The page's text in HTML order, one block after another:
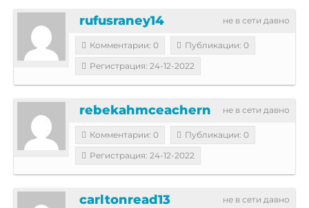
не в сети давно
rufusraney14
Комментарии: 0
Публикации: 0
Регистрация: 24-12-2022
не в сети давно
rebekahmceachern
Комментарии: 0
Публикации: 0
Регистрация: 24-12-2022
не в сети давно
carltonread13